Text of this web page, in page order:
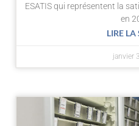
ESATIS qui représentent la
en
LIRE LA
janvier